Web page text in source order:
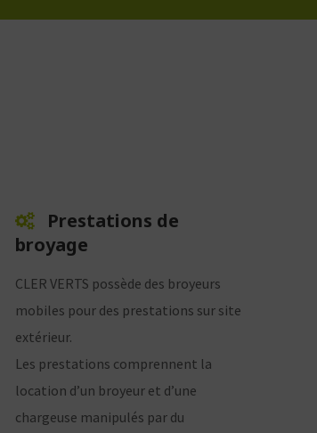
Prestations de
broyage
CLER VERTS possède des broyeurs
mobiles pour des prestations sur site
extérieur.
Les prestations comprennent la
location d’un broyeur et d’une
chargeuse manipulés par du